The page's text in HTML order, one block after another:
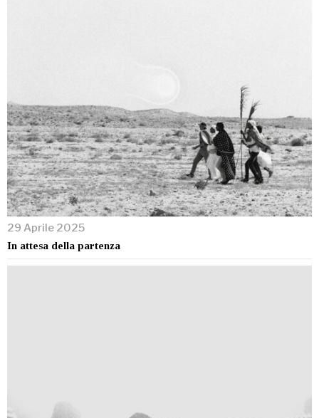
29 Aprile 2025
In attesa della partenza